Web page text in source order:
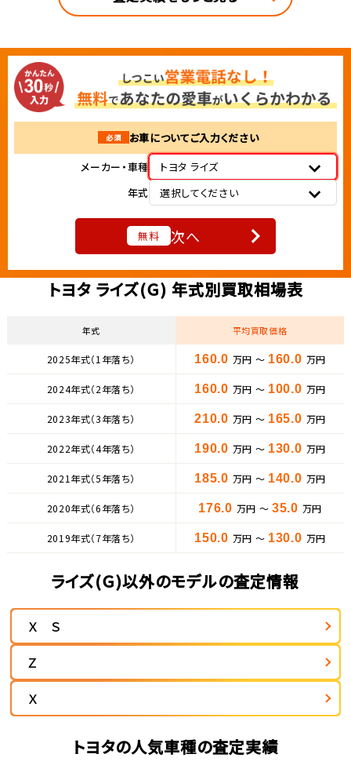
必須
お車についてご入力ください
メーカー・車種
トヨタ ライズ
年式
選択してください
無料 次へ
トヨタ ライズ(Ｇ) 年式別買取相場表
年式 平均買取価格
2025年式（1年落ち） 160.0 万円 ～ 160.0 万円
2024年式（2年落ち） 160.0 万円 ～ 100.0 万円
2023年式（3年落ち） 210.0 万円 ～ 165.0 万円
2022年式（4年落ち） 190.0 万円 ～ 130.0 万円
2021年式（5年落ち） 185.0 万円 ～ 140.0 万円
2020年式（6年落ち） 176.0 万円 ～ 35.0 万円
2019年式（7年落ち） 150.0 万円 ～ 130.0 万円
ライズ(Ｇ)以外のモデルの査定情報
Ｘ Ｓ
Ｚ
Ｘ
トヨタの人気車種の査定実績